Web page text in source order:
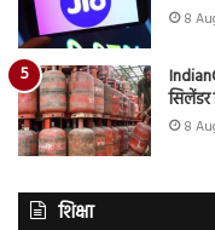
8
सिलेंडर
8
शिक्षा